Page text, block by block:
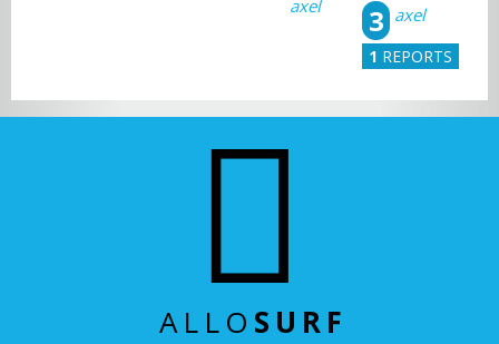
axel
3
1 REPORTS
ALLO SURF